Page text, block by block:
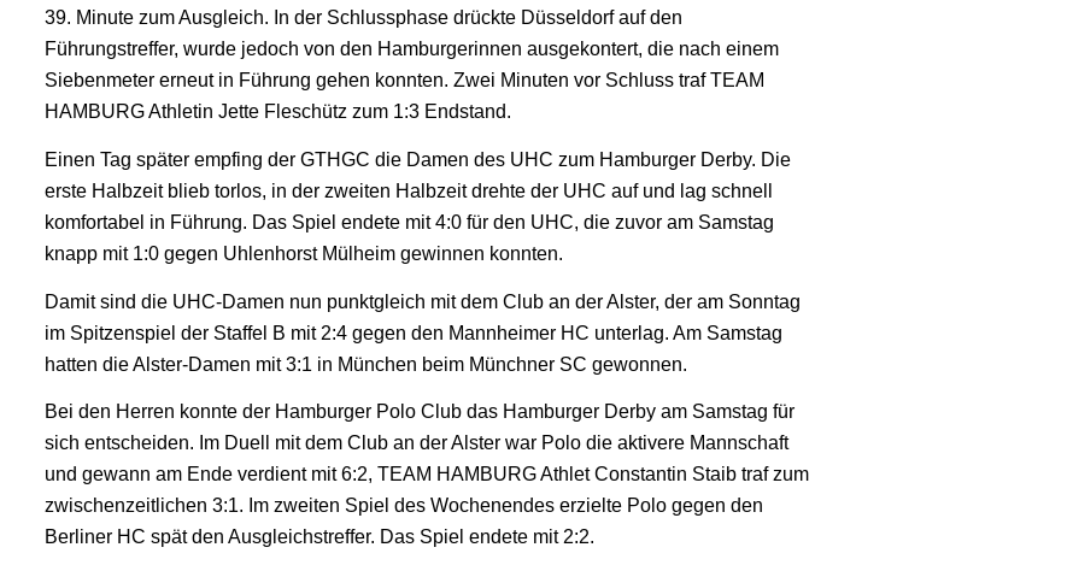
39. Minute zum Ausgleich. In der Schlussphase drückte Düsseldorf auf den
Führungstreffer, wurde jedoch von den Hamburgerinnen ausgekontert, die nach einem
Siebenmeter erneut in Führung gehen konnten. Zwei Minuten vor Schluss traf TEAM
HAMBURG Athletin Jette Fleschütz zum 1:3 Endstand.
Einen Tag später empfing der GTHGC die Damen des UHC zum Hamburger Derby. Die
erste Halbzeit blieb torlos, in der zweiten Halbzeit drehte der UHC auf und lag schnell
komfortabel in Führung. Das Spiel endete mit 4:0 für den UHC, die zuvor am Samstag
knapp mit 1:0 gegen Uhlenhorst Mülheim gewinnen konnten.
Damit sind die UHC-Damen nun punktgleich mit dem Club an der Alster, der am Sonntag
im Spitzenspiel der Staffel B mit 2:4 gegen den Mannheimer HC unterlag. Am Samstag
hatten die Alster-Damen mit 3:1 in München beim Münchner SC gewonnen.
Bei den Herren konnte der Hamburger Polo Club das Hamburger Derby am Samstag für
sich entscheiden. Im Duell mit dem Club an der Alster war Polo die aktivere Mannschaft
und gewann am Ende verdient mit 6:2, TEAM HAMBURG Athlet Constantin Staib traf zum
zwischenzeitlichen 3:1. Im zweiten Spiel des Wochenendes erzielte Polo gegen den
Berliner HC spät den Ausgleichstreffer. Das Spiel endete mit 2:2.